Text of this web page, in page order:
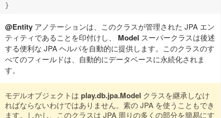
@Entity アノテーションは、このクラスが管理された JPA エン
ティティであることを印付けし、 Model スーパークラスは後述
する便利な JPA ヘルパを自動的に提供します。このクラスのす
べてのフィールドは、自動的にデータベースに永続化されま
す。
モデルオブジェクトは play.db.jpa.Model クラスを継承しなけ
ればならないわけではありません。素の JPA を使うこともでき
ます。しかし、このクラスは JPA 周りの多くの部分を簡易にす